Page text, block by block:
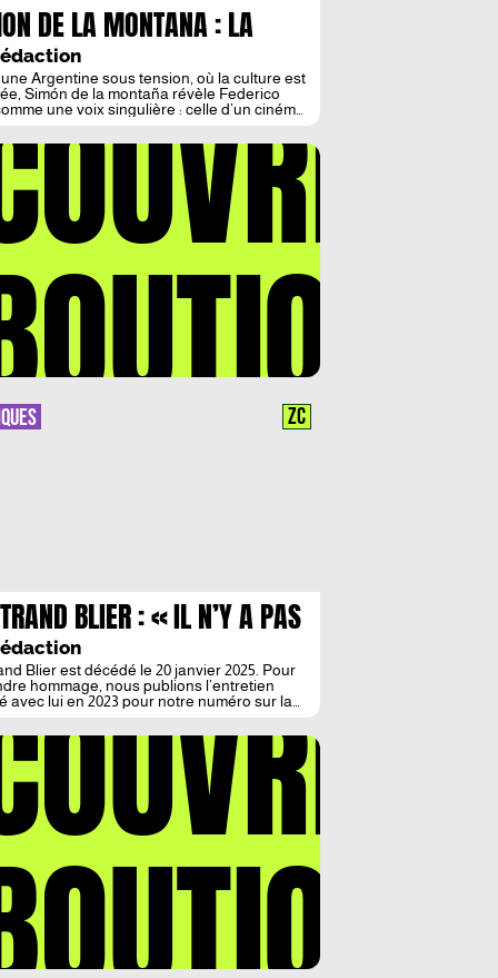
DE LA MONTANA : LA
DES ONDES
Argentine sous tension, où la culture est
Simón de la montaña révèle Federico
une voix singulière : celle d’un cinéma
de Simón, un jeune homme qui s’invente
parmi des personnes handicapées, le
les frontières entre jeu et imposture
[…]
BLIER : « IL N’Y A PAS
BEAU METIER QUE
! »
Blier est décédé le 20 janvier 2025. Pour
hommage, nous publions l’entretien
avec lui en 2023 pour notre numéro sur la
de réalisateur, étroitement liée à son
d’auteur. Au fil de la conversation, il nous a
regard rétrospectif […]
ZC